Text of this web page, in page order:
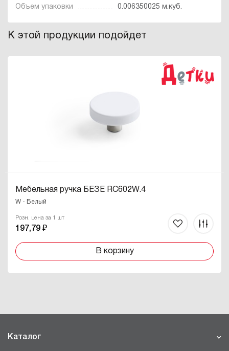
Объем упаковки
0.006350025 м.куб.
К этой продукции подойдет
Мебельная ручка БЕЗЕ RC602W.4
W - Белый
Розн. цена за 1 шт
197,79 ₽
В корзину
Каталог